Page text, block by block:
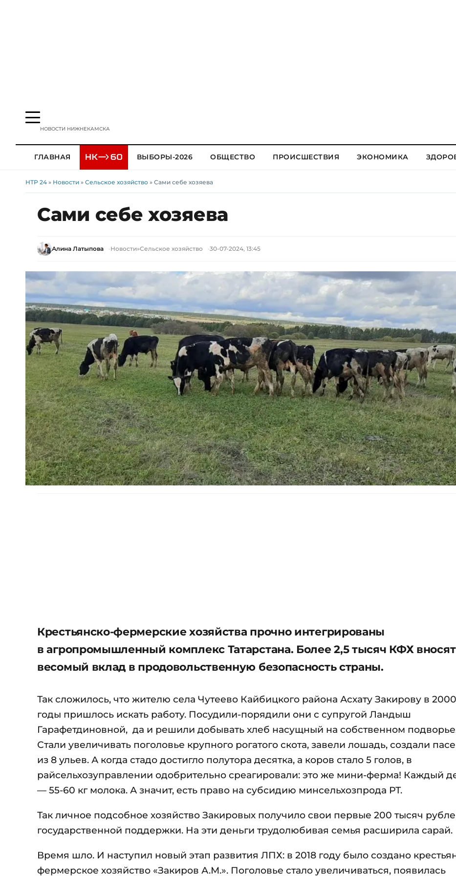
НОВОСТИ НИЖНЕКАМСКА
ГЛАВНАЯ ВЫБОРЫ-2026 ОБЩЕСТВО ПРОИСШЕСТВИЯ ЭКОНОМИКА
НТР 24 » Новости » Сельское хозяйство » Сами себе хозяева
Сами себе хозяева
Алина Латыпова Новости»Сельское хозяйство 30-07-2024, 13:45
Крестьянско-фермерские хозяйства прочно интегрированы
в агропромышленный комплекс Татарстана. Более 2,5 тысяч КФХ вносят
весомый вклад в продовольственную безопасность страны.
Так сложилось, что жителю села Чутеево Кайбицкого района Асхату Закирову в
годы пришлось искать работу. Посудили-порядили они с супругой Ландыш
Гарафетдиновной, да и решили добывать хлеб насущный на собственном
Стали увеличивать поголовье крупного рогатого скота, завели лошадь, создали
из 8 ульев. А когда стадо достигло полутора десятка, а коров стало 5 голов, в
райсельхозуправлении одобрительно среагировали: это же мини-ферма! Каждый
— 55-60 кг молока. А значит, есть право на субсидию минсельхозпрода РТ.
Так личное подсобное хозяйство Закировых получило свои первые 200 тысяч
государственной поддержки. На эти деньги трудолюбивая семья расширила сарай.
Время шло. И наступил новый этап развития ЛПХ: в 2018 году было создано
фермерское хозяйство «Закиров А.М.». Поголовье стало увеличиваться, появилась